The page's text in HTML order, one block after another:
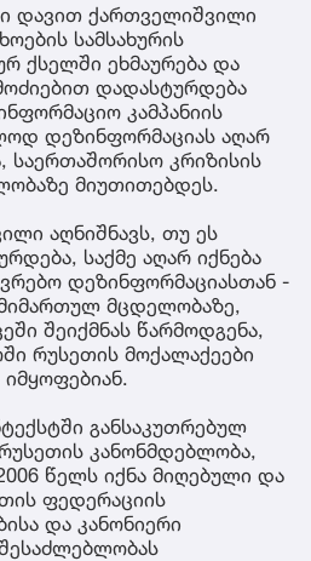
დავით ქართველიშვილი
სამსახურის
ქსელში ეხმაურება და
დადასტურდება
კამპანიის
დეზინფორმაციას აღარ
საერთაშორისო კრიზისის
მიუთითებდეს.
აღნიშნავს, თუ ეს
საქმე აღარ იქნება
დეზინფორმაციასთან -
მცდელობაზე,
შეიქმნას წარმოდგენა,
რუსეთის მოქალაქეები
განსაკუთრებულ
კანონმდებლობა,
წელს იქნა მიღებული და
ფედერაციის
და კანონიერი